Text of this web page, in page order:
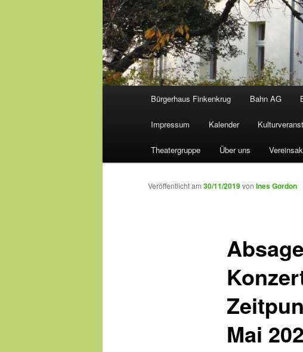
Bürgerhaus Finkenkrug Bahn AG
Impressum Kalender
Theatergruppe Über uns
Mai
Veröffentlicht am 30/11/2019von Ines Gordon